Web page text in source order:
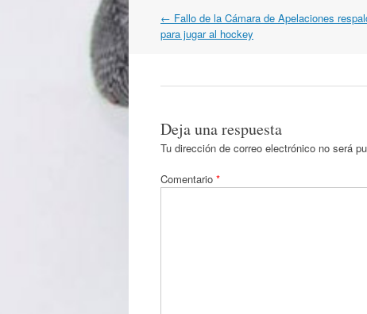
Navegación
por
← Fallo de la Cámara de Apelaciones
para jugar al hockey
Deja una respuesta
Tu dirección de correo electrónico no será
Comentario *